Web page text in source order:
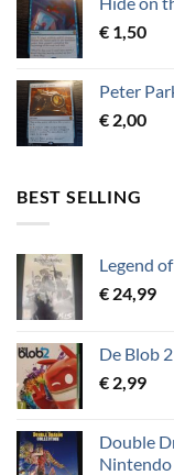
€ 1,50
Peter
€ 2,00
BEST SELLING
Legend
€ 24,99
De Blob
€ 2,99
Double
Nintendo